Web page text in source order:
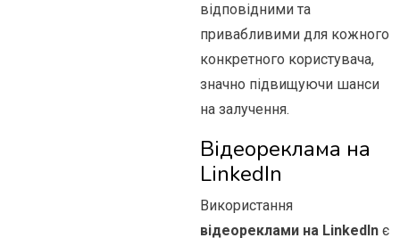
відповідними та
привабливими для кожного
конкретного користувача,
значно підвищуючи шанси
на залучення.
Відеореклама на
LinkedIn
Використання
відеореклами на LinkedIn є